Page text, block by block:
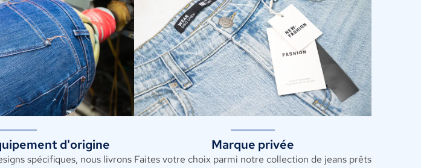
d'origine
spécifiques, nous livrons
Marque privée
Faites votre choix parmi notre collection de jeans prêts